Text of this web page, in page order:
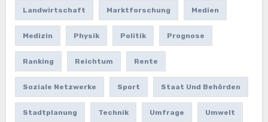
Landwirtschaft Marktforschung Medien
Medizin Physik Politik Prognose
Ranking Reichtum Rente
Soziale Netzwerke Sport Staat Und Behörden
Stadtplanung Technik Umfrage Umwelt